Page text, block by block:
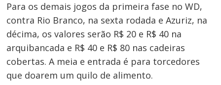
Para os demais jogos da primeira fase no WD,
contra Rio Branco, na sexta rodada e Azuriz, na
décima, os valores serão R$ 20 e R$ 40 na
arquibancada e R$ 40 e R$ 80 nas cadeiras
cobertas. A meia e entrada é para torcedores
que doarem um quilo de alimento.